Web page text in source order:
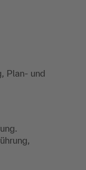
Plan- und